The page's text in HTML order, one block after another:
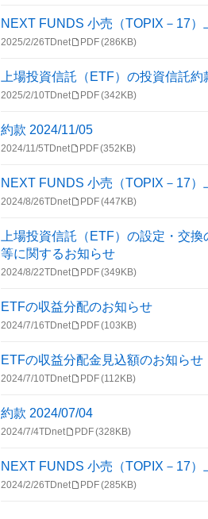
NEXT FUNDS 小売（TOPIX－17
2025/2/26TDnet PDF(286KB)
上場投資信託（ETF）の投資信託
2025/2/10TDnet PDF(342KB)
約款 2024/11/05
2024/11/5TDnet PDF(352KB)
NEXT FUNDS 小売（TOPIX－17）
2024/8/26TDnet PDF(447KB)
上場投資信託（ETF）の設定・交
等に関するお知らせ
2024/8/22TDnet PDF(349KB)
ETFの収益分配のお知らせ
2024/7/16TDnet PDF(103KB)
ETFの収益分配金見込額のお知らせ
2024/7/10TDnet PDF(112KB)
約款 2024/07/04
2024/7/4TDnet PDF(328KB)
NEXT FUNDS 小売（TOPIX－17
2024/2/26TDnet PDF(285KB)